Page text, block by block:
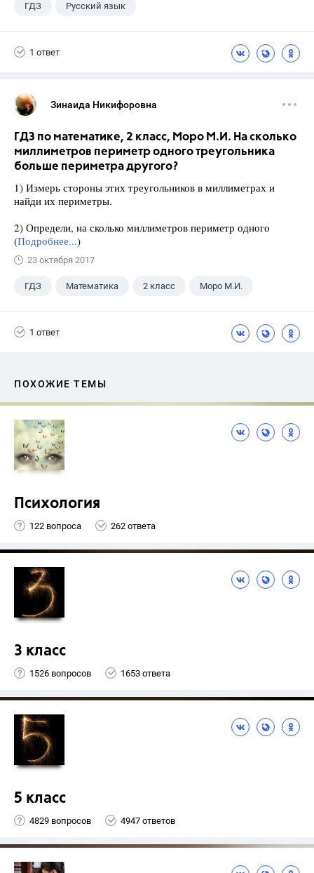
ГДЗ Русский язык
1 ответ
Зинаида Никифоровна
ГДЗ по математике, 2 класс, Моро М.И. На сколько
миллиметров периметр одного треугольника
больше периметра другого?
1) Измерь стороны этих треугольников в миллиметрах и
найди их периметры.
2) Определи, на сколько миллиметров периметр одного
(Подробнее...)
23 октября 2017
ГДЗ Математика 2 класс Моро М.И.
1 ответ
ПОХОЖИЕ ТЕМЫ
Психология
122 вопроса 262 ответа
3 класс
1526 вопросов 1653 ответа
5 класс
4829 вопросов 4947 ответов